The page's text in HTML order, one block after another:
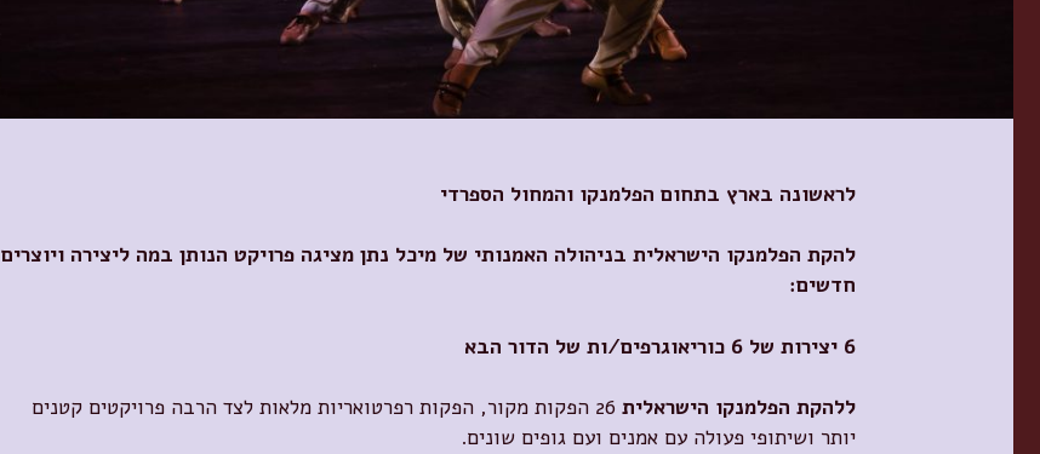
לראשונה בארץ בתחום הפלמנקו והמחול הספרדי
להקת הפלמנקו הישראלית בניהולה האמנותי של מיכל נתן מציגה פרויקט הנותן במה ליצירה ויוצרים
חדשים:
6 יצירות של 6 כוריאוגרפים/ות של הדור הבא
ללהקת הפלמנקו הישראלית
26 הפקות מקור, הפקות רפרטואריות מלאות לצד הרבה פרויקטים קטנים
יותר ושיתופי פעולה עם אמנים ועם גופים שונים.